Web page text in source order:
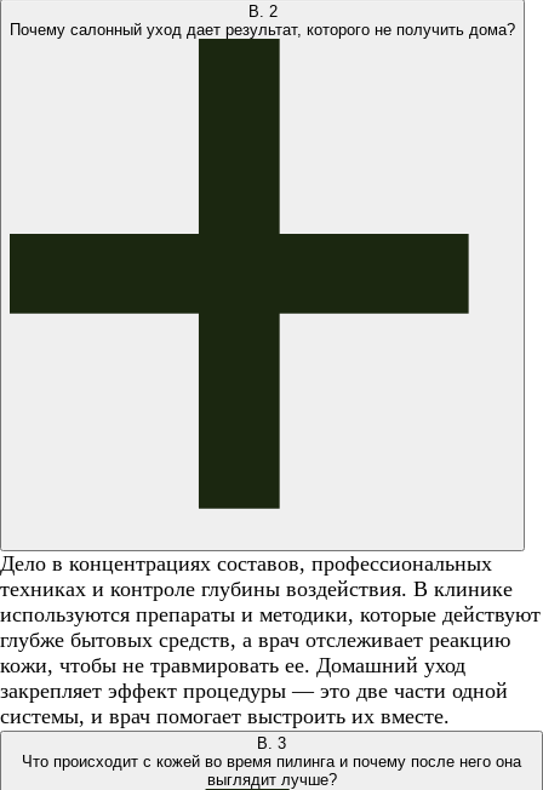
В. 2
Почему салонный уход дает результат, которого не получить дома?
Дело в концентрациях составов, профессиональных
техниках и контроле глубины воздействия. В клинике
используются препараты и методики, которые действуют
глубже бытовых средств, а врач отслеживает реакцию
кожи, чтобы не травмировать ее. Домашний уход
закрепляет эффект процедуры — это две части одной
системы, и врач помогает выстроить их вместе.
В. 3
Что происходит с кожей во время пилинга и почему после него она
выглядит лучше?